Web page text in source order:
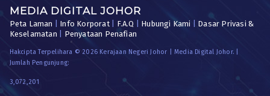
MEDIA DIGITAL JOHOR
Peta Laman Info Korporat| F.A.Q Hubungi Kami
Dasar Privasi &
Keselamatan
Penyataan Penafian
Hakcipta Terpelihara © 2026 Kerajaan Negeri Johor | Media Digital Johor. |
Jumlah Pengunjung:
3,072,201